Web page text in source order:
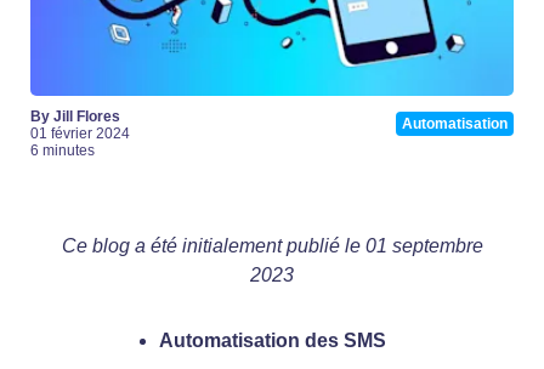
By Jill Flores
01 février 2024
6 minutes
Automatisation
Ce blog a été initialement publié le 01 septembre
2023
Automatisation des SMS